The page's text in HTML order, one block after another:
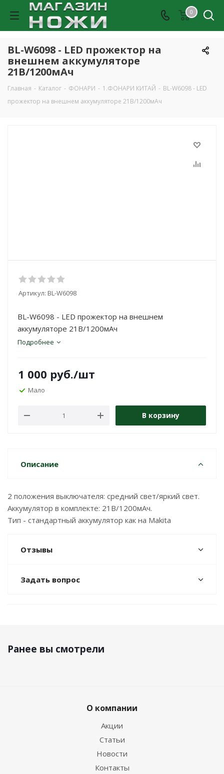
0
BL-W6098 - LED прожектор на
внешнем аккумуляторе
21В/1200мАч
Главная - Каталог - ФОНАРИ - 1.ФОНАРИ КИТАЙ - BL-W6098 - LED
прожектор на внешнем аккумуляторе 21В/1200мАч
Артикул: BL-W6098
BL-W6098 - LED прожектор на внешнем
аккумуляторе 21В/1200мАч
Подробнее
1 000 руб./шт
Мало
В корзину
Описание
2 положения выключателя: средний свет/яркий свет.
Аккумулятор в комплекте: 21В/1200мАч.
Тип - стандартный аккумулятор как на Makita
Отзывы
Задать вопрос
Ранее вы смотрели
О компании
Акции
Статьи
Новости
Контакты